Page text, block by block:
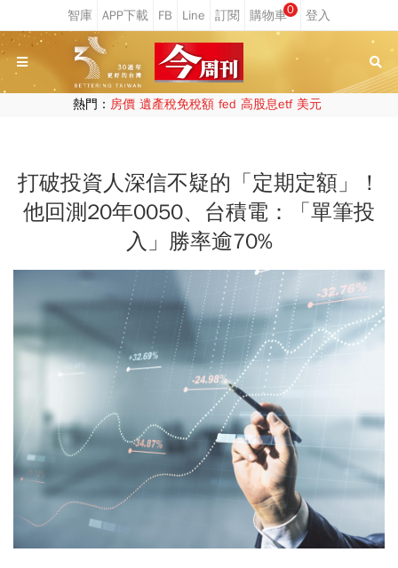
0
熱門： 房價 遺產稅免稅額 fed 高股息etf 美元
打破投資人深信不疑的「定期定額」！
他回測20年0050、台積電：「單筆投
入」勝率逾70%